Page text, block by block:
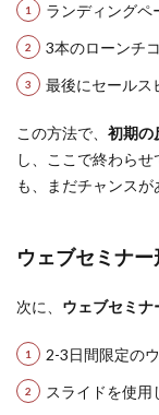
ランディングペ
3本のローンチ
最後にセールス
この方法で、 初期の
し、ここで終わら
も、まだチャンスが
ウェブセミナー
次に、 ウェブセミナ
2-3日間限定の
スライドを使